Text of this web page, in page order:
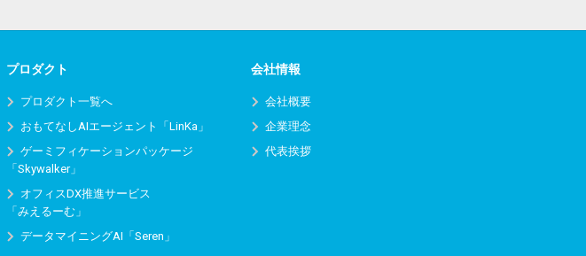
プロダクト
プロダクト一覧へ
おもてなしAIエージェント「LinKa」
ゲーミフィケーションパッケージ
「Skywalker」
オフィスDX推進サービス
「みえるーむ」
データマイニングAI「Seren」
会社情報
会社概要
企業理念
代表挨拶